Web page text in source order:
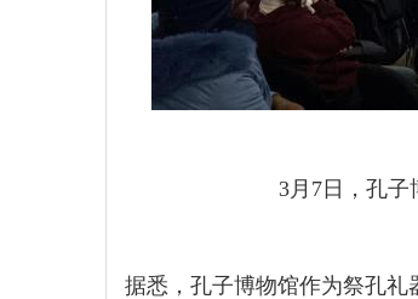
3月7日，孔
据悉，孔子博物馆作为祭孔